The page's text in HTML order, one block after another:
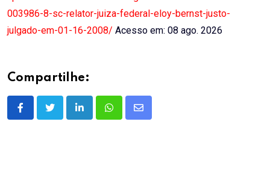
003986-8-sc-relator-juiza-federal-eloy-bernst-justo-
julgado-em-01-16-2008/ Acesso em: 08 ago. 2026
Compartilhe:
LinkedInWhatsappShare